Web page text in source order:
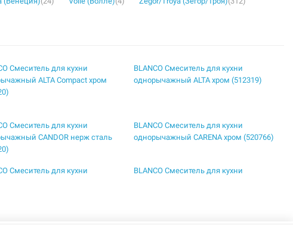
Смеситель для кухни
ALTA Compact хром
BLANCO Смеситель для кухни
однорычажный ALTA хром (512319)
Смеситель для кухни
CANDOR нерж сталь
BLANCO Смеситель для кухни
однорычажный CARENA хром (520766)
Смеситель для кухни
BLANCO Смеситель для кухни